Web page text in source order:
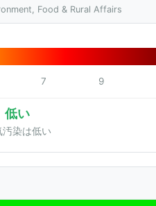
Food & Rural Affairs
7 9
低い
汚染は低い